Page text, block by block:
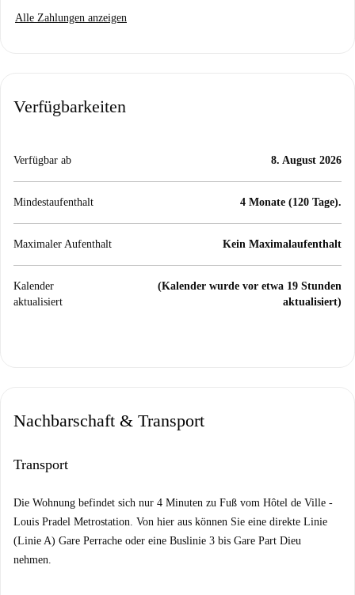
Alle Zahlungen anzeigen
Verfügbarkeiten
Verfügbar ab 8. August 2026
Mindestaufenthalt 4 Monate (120 Tage).
Maximaler Aufenthalt Kein Maximalaufenthalt
Kalender
aktualisiert
(Kalender wurde vor etwa 19 Stunden
aktualisiert)
Nachbarschaft & Transport
Transport
Die Wohnung befindet sich nur 4 Minuten zu Fuß vom Hôtel de Ville -
Louis Pradel Metrostation. Von hier aus können Sie eine direkte Linie
(Linie A) Gare Perrache oder eine Buslinie 3 bis Gare Part Dieu
nehmen.